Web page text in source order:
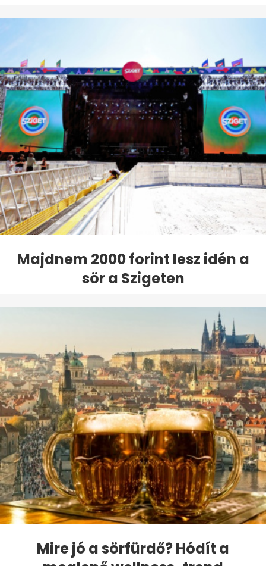
Majdnem 2000 forint lesz idén a
sör a Szigeten
Mire jó a sörfürdő? Hódít a